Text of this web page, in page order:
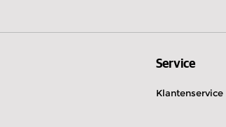
Service
Klantenservice